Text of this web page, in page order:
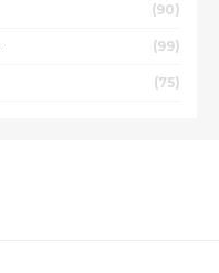
(90)
(99)
(75)